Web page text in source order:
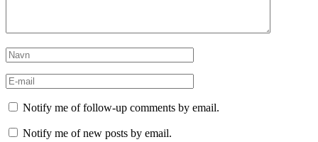
Notify me of follow-up comments by email.
Notify me of new posts by email.